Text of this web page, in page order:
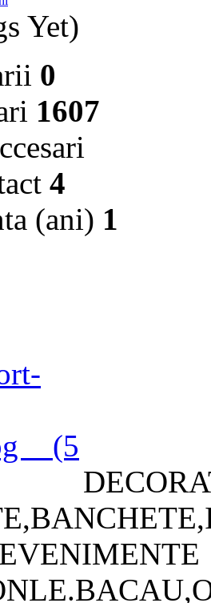
Yet)
0
1607
4
(ani) 1